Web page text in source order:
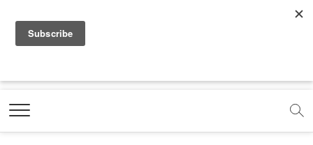
a
e
b
o
o
t
b
.
o
e
m
t
g
t
k
Marketing Oops!
DIGITAL | CREATIVE | ADVERTISING | CAMPAIGN |